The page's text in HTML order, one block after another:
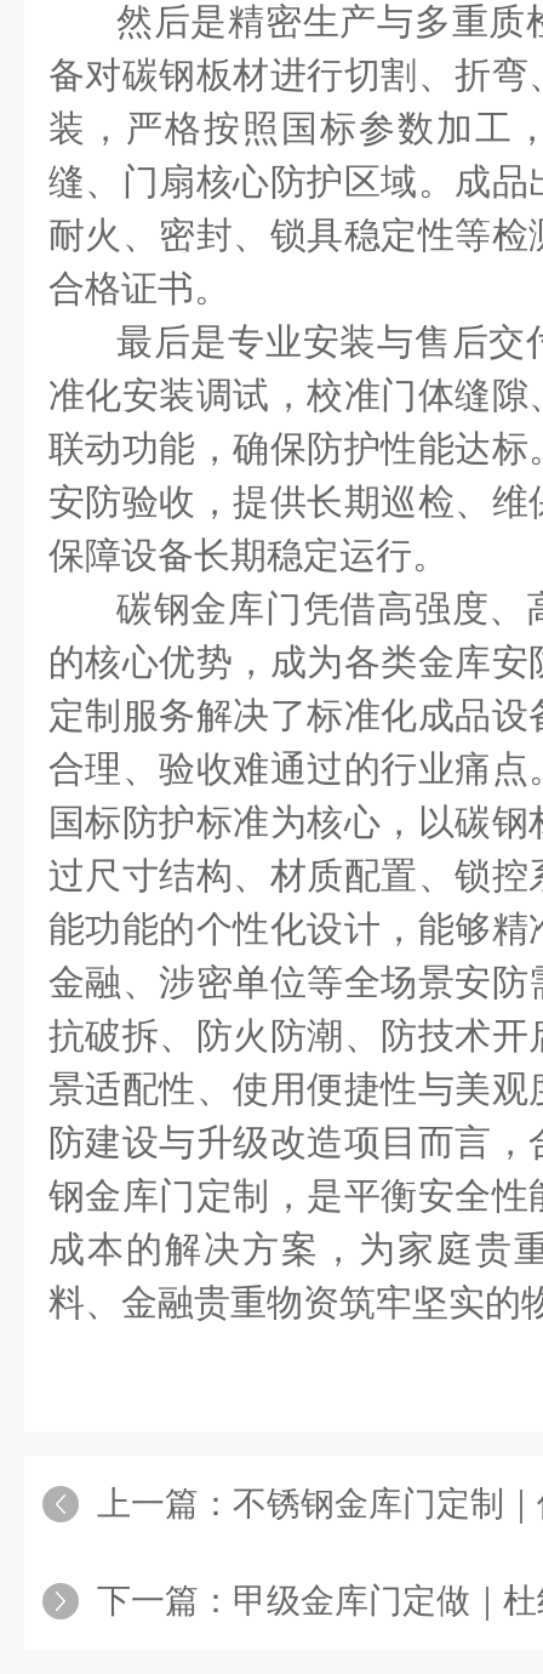
然后是精密生产与多重质
备对碳钢板材进行切割、折
装，严格按照国标参数加工
缝、门扇核心防护区域。成
耐火、密封、锁具稳定性等
合格证书。
最后是专业安装与售后交
准化安装调试，校准门体缝
联动功能，确保防护性能达
安防验收，提供长期巡检、
保障设备长期稳定运行。
碳钢金库门凭借高强度、
的核心优势，成为各类金库
定制服务解决了标准化成品
合理、验收难通过的行业痛
国标防护标准为核心，以碳
过尺寸结构、材质配置、锁
能功能的个性化设计，能够
金融、涉密单位等全场景安
抗破拆、防火防潮、防技术
景适配性、使用便捷性与美
防建设与升级改造项目而言
钢金库门定制，是平衡安全
成本的解决方案，为家庭贵
料、金融贵重物资筑牢坚实的
上一篇： 不锈钢金库门定制｜
下一篇： 甲级金库门定做｜杜绝验